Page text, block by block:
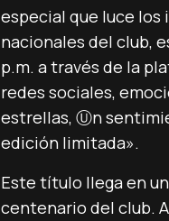
especial que luce los
nacionales del club,
p.m. a través de la
redes sociales,
estrellas, Ⓤn
edición limitada».
Este título llega en
centenario del club.